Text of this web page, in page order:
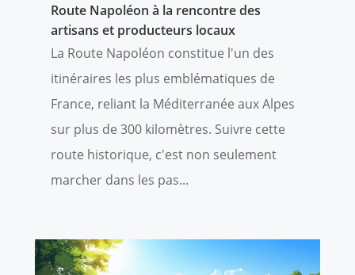
Route Napoléon à la rencontre des
artisans et producteurs locaux
La Route Napoléon constitue l'un des
itinéraires les plus emblématiques de
France, reliant la Méditerranée aux Alpes
sur plus de 300 kilomètres. Suivre cette
route historique, c'est non seulement
marcher dans les pas...